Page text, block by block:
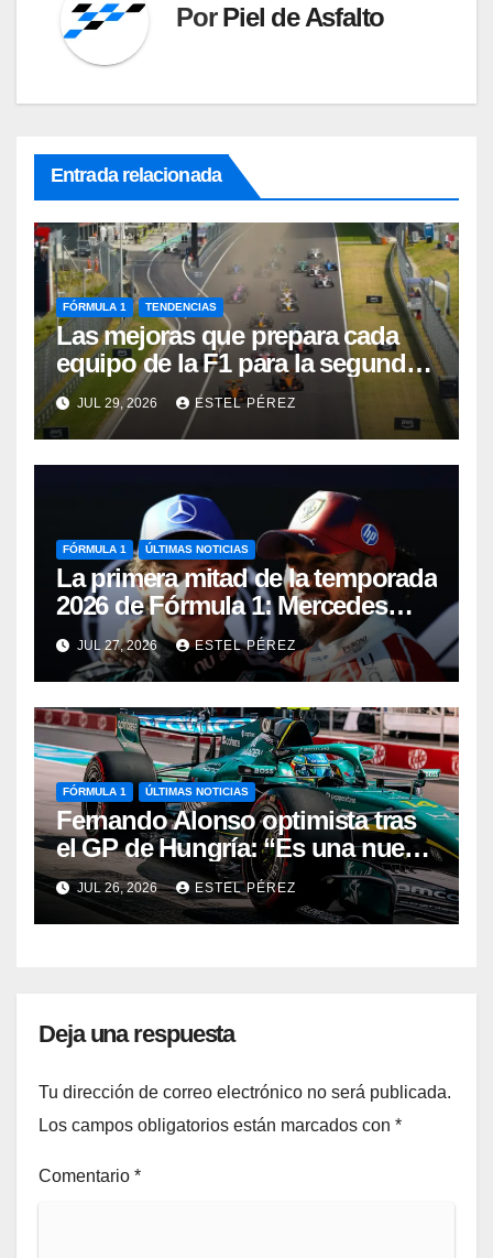
PorPiel de Asfalto
Entrada relacionada
FÓRMULA 1 TENDENCIAS
Las mejoras que prepara cada
equipo de la F1 para la segunda
mitad de la temporada 2026
JUL 29, 2026 ESTEL PÉREZ
FÓRMULA 1 ÚLTIMAS NOTICIAS
La primera mitad de la temporada
2026 de Fórmula 1: Mercedes
manda, Antonelli sorprende y
Aston Martin busca reaccionar
JUL 27, 2026 ESTEL PÉREZ
FÓRMULA 1 ÚLTIMAS NOTICIAS
Fernando Alonso optimista tras
el GP de Hungría: “Es una nueva
base con la que trabajar”
JUL 26, 2026 ESTEL PÉREZ
Deja una respuesta
Tu dirección de correo electrónico no será publicada.
Los campos obligatorios están marcados con *
Comentario *